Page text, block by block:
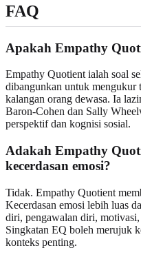
FAQ
Apakah Empathy
Empathy Quotient ialah soal
dibangunkan untuk mengukur
kalangan orang dewasa. Ia
Baron-Cohen dan Sally
perspektif dan kognisi sosial.
Adakah Empathy
kecerdasan emosi?
Tidak. Empathy Quotient
Kecerdasan emosi lebih luas
diri, pengawalan diri,
Singkatan EQ boleh merujuk
konteks penting.